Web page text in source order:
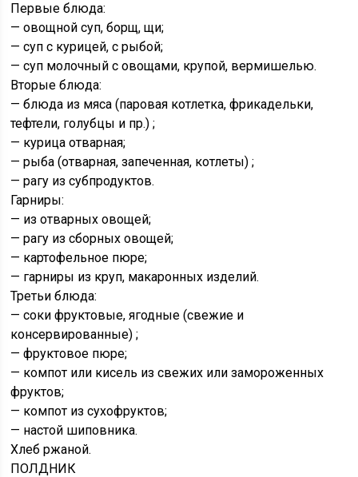
Первые блюда:
— овощной суп, борщ, щи;
— суп с курицей, с рыбой;
— суп молочный с овощами, крупой, вермишелью.
Вторые блюда:
— блюда из мяса (паровая котлетка, фрикадельки,
тефтели, голубцы и пр.) ;
— курица отварная;
— рыба (отварная, запеченная, котлеты) ;
— рагу из субпродуктов.
Гарниры:
— из отварных овощей;
— рагу из сборных овощей;
— картофельное пюре;
— гарниры из круп, макаронных изделий.
Третьи блюда:
— соки фруктовые, ягодные (свежие и
консервированные) ;
— фруктовое пюре;
— компот или кисель из свежих или замороженных
фруктов;
— компот из сухофруктов;
— настой шиповника.
Хлеб ржаной.
ПОЛДНИК